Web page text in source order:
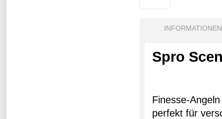
INFORMATIONEN
Spro
Finesse-
perfekt für